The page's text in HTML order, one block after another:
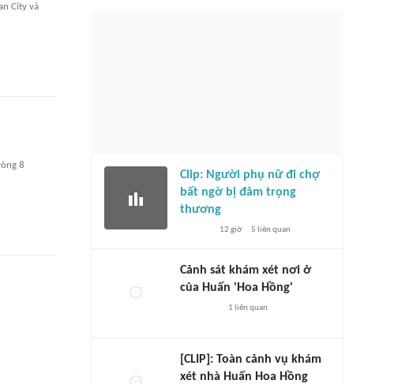
City và
8
Clip: Người phụ nữ đi chợ
bất ngờ bị đâm trọng
thương
12 giờ 5 liên quan
Cảnh sát khám xét nơi ở
của Huấn 'Hoa Hồng'
1 liên quan
[CLIP]: Toàn cảnh vụ khám
xét nhà Huấn Hoa Hồng